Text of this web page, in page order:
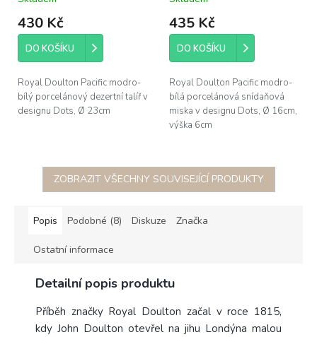
430 Kč
DO KOŠÍKU
Royal Doulton Pacific modro-
bílý porcelánový dezertní talíř v
designu Dots, Ø 23cm
435 Kč
DO KOŠÍKU
Royal Doulton Pacific modro-
bílá porcelánová snídaňová
miska v designu Dots, Ø 16cm,
výška 6cm
ZOBRAZIT VŠECHNY SOUVISEJÍCÍ PRODUKTY
Popis Podobné (8) Diskuze Značka
Ostatní informace
Detailní popis produktu
Příběh značky Royal Doulton začal v roce 1815,
kdy John Doulton otevřel na jihu Londýna malou